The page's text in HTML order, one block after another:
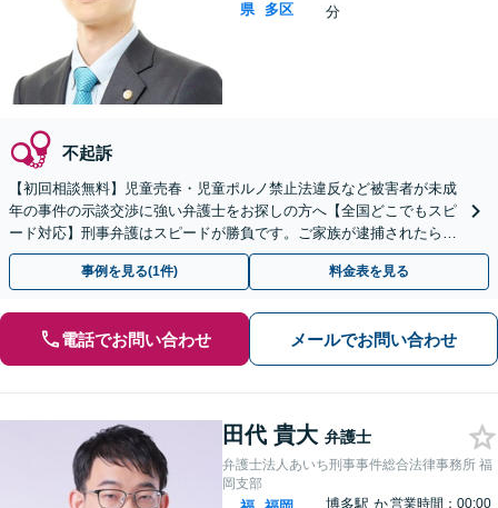
県
多区
分
不起訴
【初回相談無料】児童売春・児童ポルノ禁止法違反など被害者が未成
年の事件の示談交渉に強い弁護士をお探しの方へ【全国どこでもスピ
ード対応】刑事弁護はスピードが勝負です。ご家族が逮捕されたら一
刻も早くご相談ください【24時間365日相談受付】
事例を見る(1件) 料金表を見る
電話でお問い合わせ メールでお問い合わせ
田代 貴大 弁護士
弁護士法人あいち刑事事件総合法律事務所 福
岡支部
博多駅 か営業時間：00:00